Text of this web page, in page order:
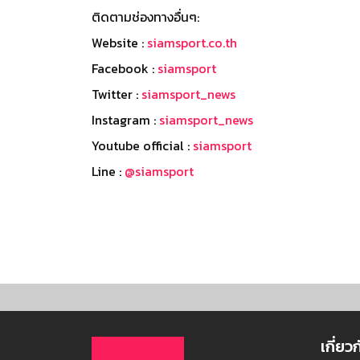
ติดตามช่องทางอื่นๆ:
Website : siamsport.co.th
Facebook : siamsport
Twitter : siamsport_news
Instagram : siamsport_news
Youtube official : siamsport
Line : @siamsport
เกี่ยว